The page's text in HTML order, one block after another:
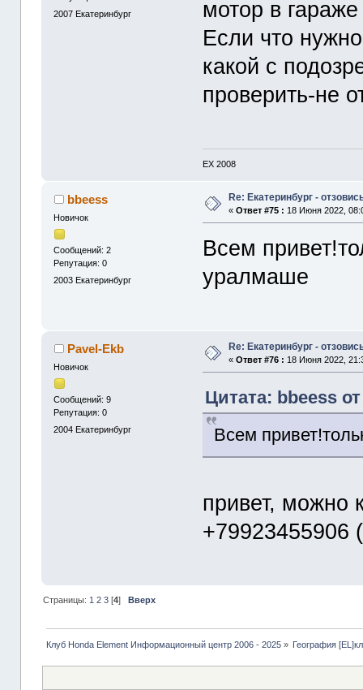
2007 Екатеринбург
мотор в
Если что
какой с
проверить-не
ЕХ 2008
bbeess
Новичок
Сообщений: 2
Репутация: 0
2003 Екатеринбург
Re: Екатеринбург -
«Ответ #75 : 18 Июня 2022,
Всем
уралмаше
Pavel-Ekb
Новичок
Сообщений: 9
Репутация: 0
2004 Екатеринбург
Re: Екатеринбург -
«Ответ #76 : 18 Июня 2022,
Цитата: bbeess
Всем
привет, можно
Страницы: 1 2 3[4] Вверх
Клуб Honda Element Информационный центр 2006 - 2025» География